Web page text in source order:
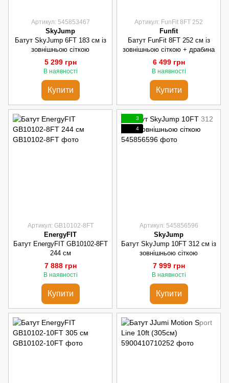
Артикул: 545853467
SkyJump
Батут SkyJump 6FT 183 см із
зовнішньою сіткою
5 299 грн
В наявності
Купити
Артикул: FunFit 8FT 252
Funfit
Батут FunFit 8FT 252 см із
зовнішньою сіткою + драбина
6 499 грн
В наявності
Купити
Артикул: GB10102-8FT
EnergyFIT
Батут EnergyFIT GB10102-8FT
244 см
7 888 грн
В наявності
Купити
3
4
Артикул: 545856596
SkyJump
Батут SkyJump 10FT 312 см із
зовнішньою сіткою
7 999 грн
В наявності
Купити